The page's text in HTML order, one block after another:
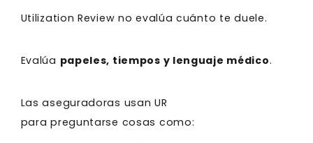
Utilization Review no evalúa cuánto te duele.
Evalúa papeles, tiempos y lenguaje médico.
Las aseguradoras usan UR
para preguntarse cosas como: